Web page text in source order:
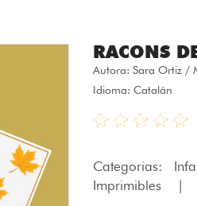
RACONS
Autora: Sara Ortiz /
Idioma: Catalán
Categorias:
Imprimibles